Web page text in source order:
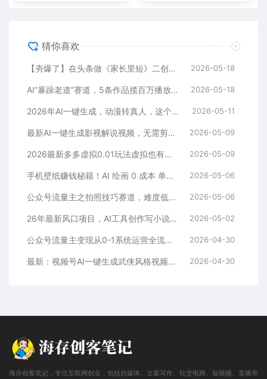
猜你喜欢
【夯爆了】在头条做《家长里短》二创小故事，这个月收益2w+ 2026-05-18
AI“暴躁老道”赛道，5条作品揽百万播放！（附变现全攻略） 2026-05-18
2026年AI一键生成，动漫转真人，这个月靠这个AI赚了2W+ 2026-05-11
最新AI一键生成影视解说视频，无需剪辑3分钟1条，条条爆款，多平台变现日入2000+ 2026-05-09
2026最新多多虚拟0.01玩法虚拟也有新门路轻松日入2500! 2026-05-09
手机壁纸赚钱秘籍！AI 绘画 0 成本 单店狂销 3.8 万单 2026-05-06
公众号流量主之拍照技巧赛道，难度低+流量大，起号第一篇就爆了10w阅读！ 2026-05-06
26年最新风口项目，AI工具创作写小说，轻松实现日入1000+ 2026-05-02
公众号流量主变现从0-1系统运营全流程讲解！ 2026-04-30
最新：视频号AI一键生成武侠风格视频，狂撸视频号分成收益，学完轻松日入1000+ 2026-04-30
海存创客笔记，专注互联网创业，包括自媒体、文案写作、社交电商、短视频、直播带